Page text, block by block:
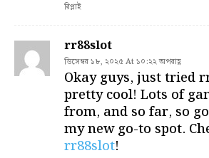
রিপ্লাই
rr88slot
ডিসেম্বর ১৮, ২০২৫ At ১০:২২ অপরাহ্ণ
Okay guys, just tried
pretty cool! Lots of
from, and so far, so
my new go-to spot.
rr88slot!